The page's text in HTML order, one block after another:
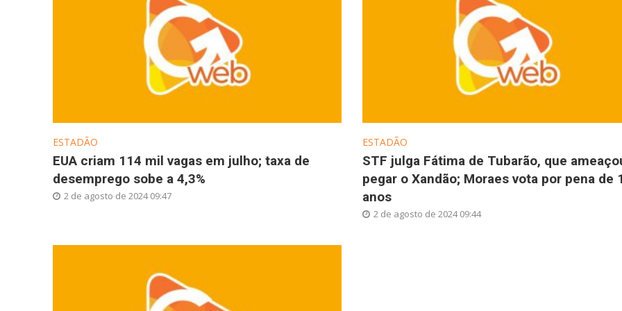
ESTADÃO
EUA criam 114 mil vagas em julho; taxa de
desemprego sobe a 4,3%
2 de agosto de 2024 09:47
ESTADÃO
STF julga Fátima de Tubarão, que
pegar o Xandão; Moraes vota por pena de
anos
2 de agosto de 2024 09:44